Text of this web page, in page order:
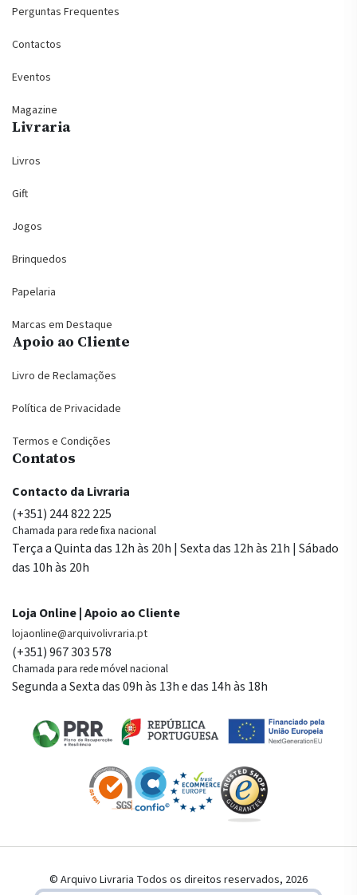
Perguntas Frequentes
Contactos
Eventos
Magazine
Livraria
Livros
Gift
Jogos
Brinquedos
Papelaria
Marcas em Destaque
Apoio ao Cliente
Livro de Reclamações
Política de Privacidade
Termos e Condições
Contatos
Contacto da Livraria
(+351) 244 822 225
Chamada para rede fixa nacional
Terça a Quinta das 12h às 20h | Sexta das 12h às 21h | Sábado
das 10h às 20h
Loja Online | Apoio ao Cliente
lojaonline@arquivolivraria.pt
(+351) 967 303 578
Chamada para rede móvel nacional
Segunda a Sexta das 09h às 13h e das 14h às 18h
© Arquivo Livraria Todos os direitos reservados, 2026